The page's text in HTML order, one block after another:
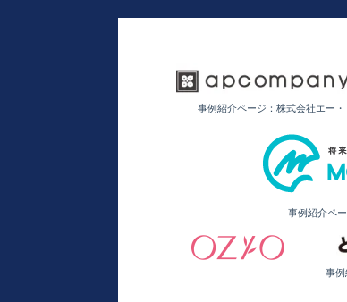
事例紹介ページ：株式会社エー
事例紹介ペ
事